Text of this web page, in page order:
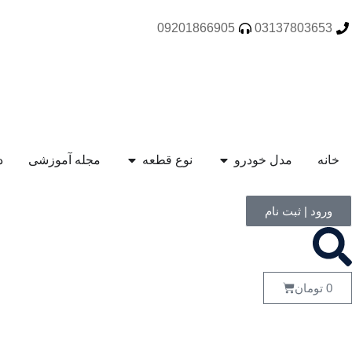
03137803653
09201866905
خانه مدل خودرو نوع قطعه مجله آموزشی
ورود | ثبت نام
0 تومان